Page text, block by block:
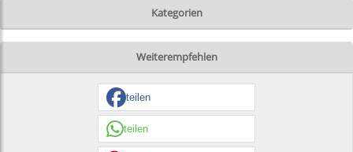
Kategorien
Weiterempfehlen
teilen
teilen